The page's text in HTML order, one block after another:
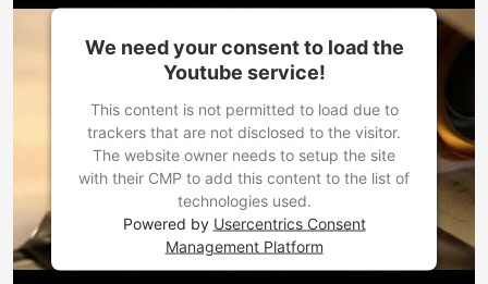
We need your consent to load the
Youtube service!
This content is not permitted to load due to
trackers that are not disclosed to the visitor.
The website owner needs to setup the site
with their CMP to add this content to the list of
technologies used.
Powered by Usercentrics Consent
Management Platform